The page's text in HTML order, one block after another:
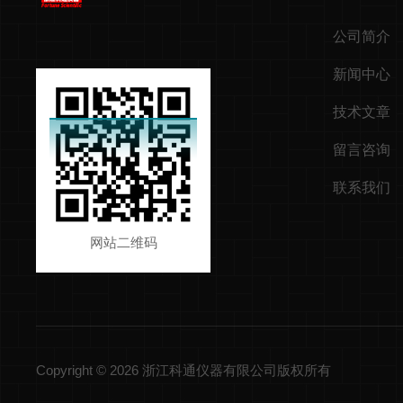
网站二维码
公司简介
新闻中心
技术文章
留言咨询
联系我们
Copyright © 2026 浙江科通仪器有限公司版权所有